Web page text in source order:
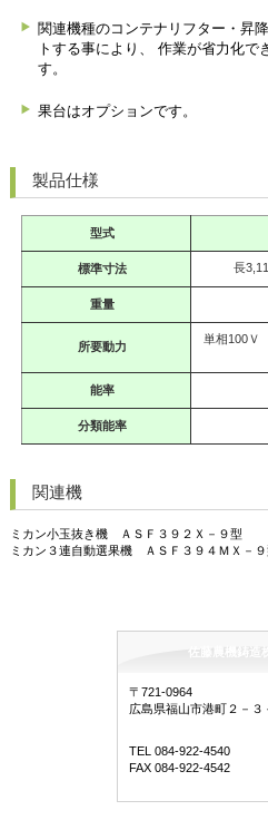
関連機種のコンテナリフター・昇
トする事により、
作業が省力化で
す。
果台はオプションです。
製品仕様
型式
標準寸法 長
重量
所要動力
単相100Ｖ
能率
分類能率
関連機
ミカン小玉抜き機 ＡＳＦ３９２Ｘ－９型
ミカン３連自動選果機 ＡＳＦ３９４ＭＸ－９
佐藤農機鋳造
〒721-0964
広島県福山市港町２－３
TEL 084-922-4540
FAX 084-922-4542